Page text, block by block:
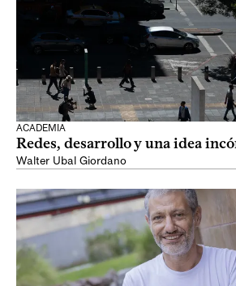
ACADEMIA
Redes, desarrollo y una idea
Walter Ubal Giordano